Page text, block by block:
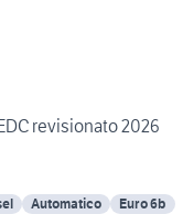
revisionato 2026
Automatico Euro 6b